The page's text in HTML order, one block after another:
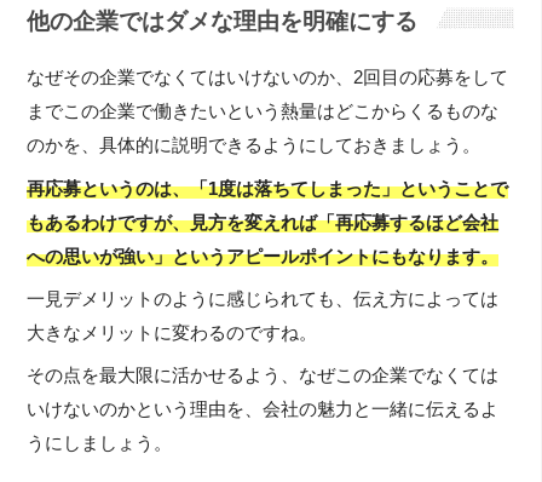
他の企業ではダメな理由を明確にする
なぜその企業でなくてはいけないのか、2回目の応募をして
までこの企業で働きたいという熱量はどこからくるものな
のかを、具体的に説明できるようにしておきましょう。
再応募というのは、「1度は落ちてしまった」ということで
もあるわけですが、見方を変えれば「再応募するほど会社
への思いが強い」というアピールポイントにもなります。
一見デメリットのように感じられても、伝え方によっては
大きなメリットに変わるのですね。
その点を最大限に活かせるよう、なぜこの企業でなくては
いけないのかという理由を、会社の魅力と一緒に伝えるよ
うにしましょう。